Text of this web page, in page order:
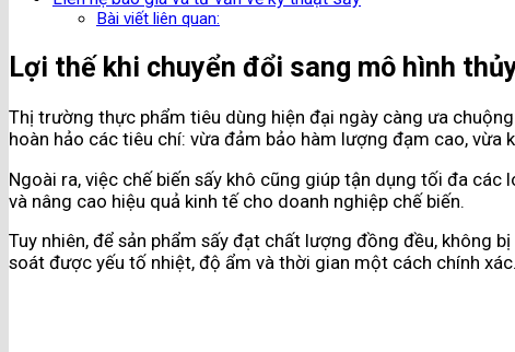
Bài viết liên quan:
Lợi thế khi chuyển đổi sang mô hình
Thị trường thực phẩm tiêu dùng hiện đại ngày càng ưa
hoàn hảo các tiêu chí: vừa đảm bảo hàm lượng đạm cao,
Ngoài ra, việc chế biến sấy khô cũng giúp tận dụng tối đa
và nâng cao hiệu quả kinh tế cho doanh nghiệp chế biến.
Tuy nhiên, để sản phẩm sấy đạt chất lượng đồng đều, không
soát được yếu tố nhiệt, độ ẩm và thời gian một cách chính